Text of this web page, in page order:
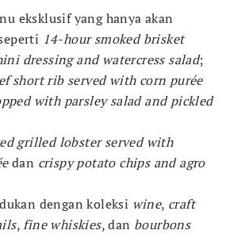
eksklusif yang hanya akan
14-hour smoked brisket
dressing and watercress salad;
short rib served with corn purée
with parsley salad and pickled
grilled lobster served with
dan crispy potato chips and agro
dengan koleksi wine, craft
,fine whiskies, dan bourbons